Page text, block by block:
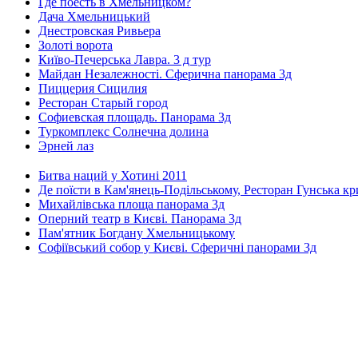
Дача Хмельницький
Днестровская Ривьера
Золоті ворота
Київо-Печерська Лавра. 3 д тур
Майдан Незалежності. Сферична панорама 3д
Пиццерия Сицилия
Ресторан Старый город
Софиевская площадь. Панорама 3д
Туркомплекс Солнечна долина
Эрней лаз
Битва наций у Хотині 2011
Де поїсти в Кам'янець-Подільському, Ресторан Гунська
Михайлівська площа панорама 3д
Оперний театр в Києві. Панорама 3д
Пам'ятник Богдану Хмельницькому
Софіївський собор у Києві. Сферичні панорами 3д